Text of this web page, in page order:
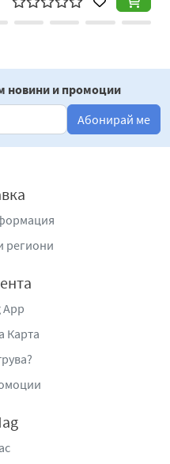
новини и промоции
Абонирай ме
региони
App
Карта